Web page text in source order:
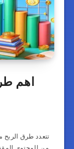
اهم
تتعدد طرق الربح